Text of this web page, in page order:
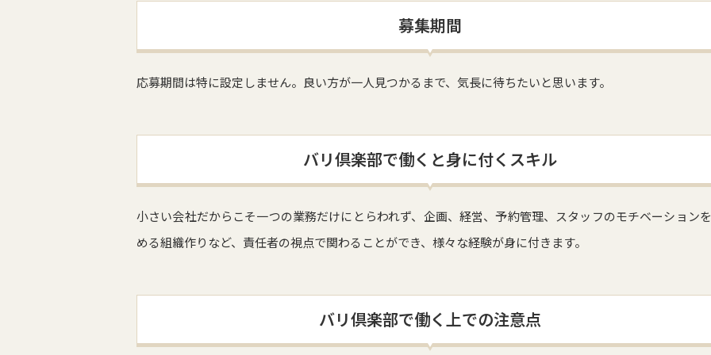
募集期間
応募期間は特に設定しません。良い方が一人見つかるまで、気長に待ちたいと思います。
バリ倶楽部で働くと身に付くスキル
小さい会社だからこそ一つの業務だけにとらわれず、企画、経営、予約管理、スタッフのモチベーション
める組織作りなど、責任者の視点で関わることができ、様々な経験が身に付きます。
バリ倶楽部で働く上での注意点